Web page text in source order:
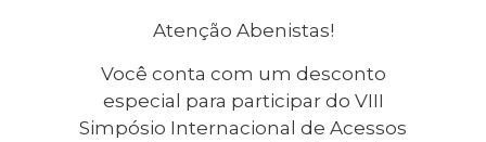
Atenção Abenistas!
Você conta com um desconto
especial para participar do VIII
Simpósio Internacional de Acessos